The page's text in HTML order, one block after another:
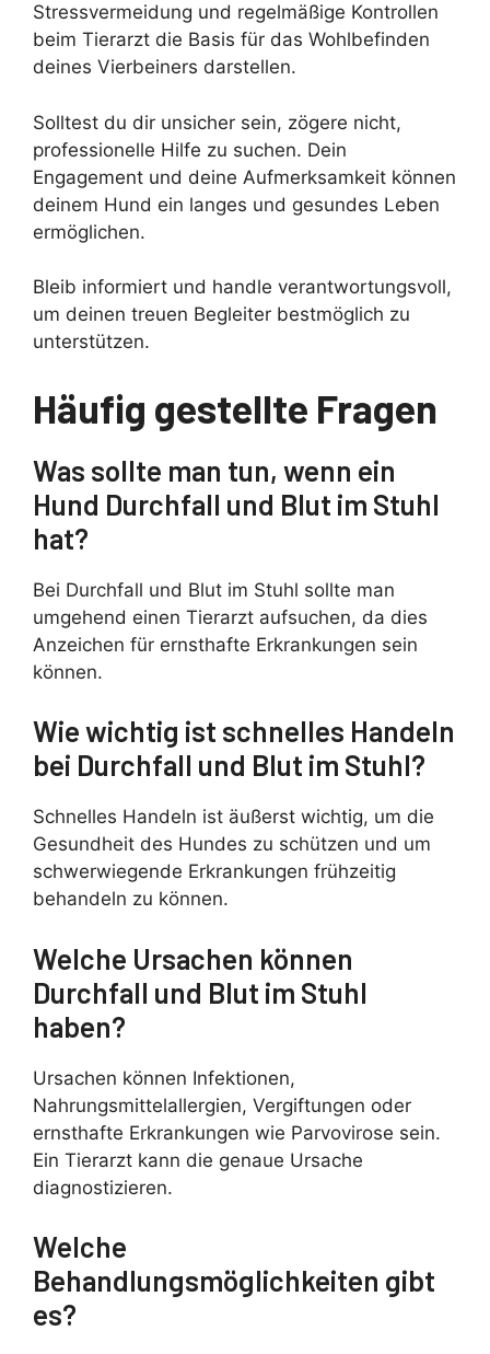
Stressvermeidung und regelmäßige Kontrollen
beim Tierarzt die Basis für das Wohlbefinden
deines Vierbeiners darstellen.
Solltest du dir unsicher sein, zögere nicht,
professionelle Hilfe zu suchen. Dein
Engagement und deine Aufmerksamkeit können
deinem Hund ein langes und gesundes Leben
ermöglichen.
Bleib informiert und handle verantwortungsvoll,
um deinen treuen Begleiter bestmöglich zu
unterstützen.
Häufig gestellte Fragen
Was sollte man tun, wenn ein
Hund Durchfall und Blut im Stuhl
hat?
Bei Durchfall und Blut im Stuhl sollte man
umgehend einen Tierarzt aufsuchen, da dies
Anzeichen für ernsthafte Erkrankungen sein
können.
Wie wichtig ist schnelles Handeln
bei Durchfall und Blut im Stuhl?
Schnelles Handeln ist äußerst wichtig, um die
Gesundheit des Hundes zu schützen und um
schwerwiegende Erkrankungen frühzeitig
behandeln zu können.
Welche Ursachen können
Durchfall und Blut im Stuhl
haben?
Ursachen können Infektionen,
Nahrungsmittelallergien, Vergiftungen oder
ernsthafte Erkrankungen wie Parvovirose sein.
Ein Tierarzt kann die genaue Ursache
diagnostizieren.
Welche
Behandlungsmöglichkeiten gibt
es?